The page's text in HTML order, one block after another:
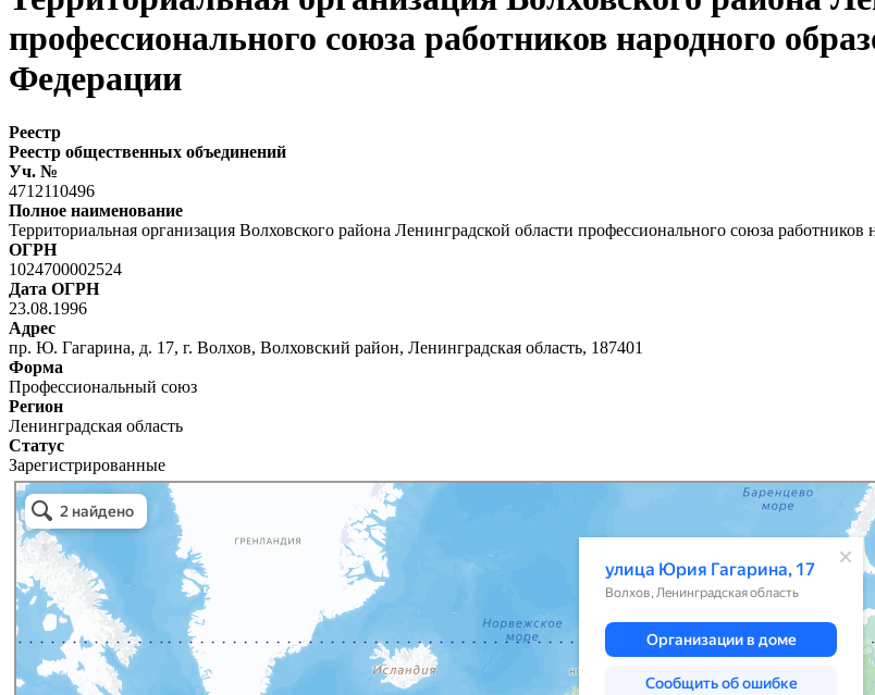
профессионального союза работников народного
Федерации
Реестр
Реестр общественных объединений
Уч. №
4712110496
Полное наименование
Территориальная организация Волховского района Ленинградской области профессионального союза
ОГРН
1024700002524
Дата ОГРН
23.08.1996
Адрес
пр. Ю. Гагарина, д. 17, г. Волхов, Волховский район, Ленинградская область, 187401
Форма
Профессиональный союз
Регион
Ленинградская область
Статус
Зарегистрированные